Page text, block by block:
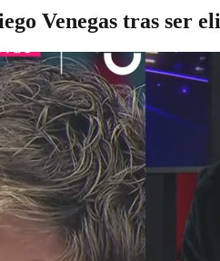
Venegas tras ser